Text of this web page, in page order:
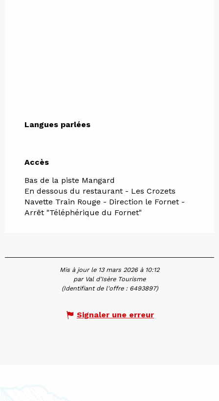
Langues parlées
Langues parlées
Accès
Accès
Bas de la piste Mangard
En dessous du restaurant - Les Crozets
Navette Train Rouge - Direction le Fornet -
Arrêt "Téléphérique du Fornet"
Mis à jour le 13 mars 2026 à 10:12
par Val d'Isère Tourisme
(Identifiant de l'offre : 6493897)
Signaler une erreur